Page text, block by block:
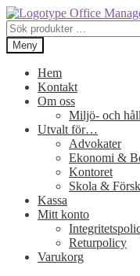
Hoppa
till
navigering
Hoppa
till
innehåll
Sök
efter:
Meny
Hem
Kontakt
Om oss
Miljö- och
Utvalt för…
Advokater
Ekonomi &
Kontoret
Skola &
Kassa
Mitt konto
Returpolicy
Varukorg